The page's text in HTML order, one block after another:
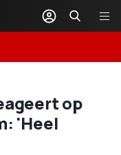
op
'Heel